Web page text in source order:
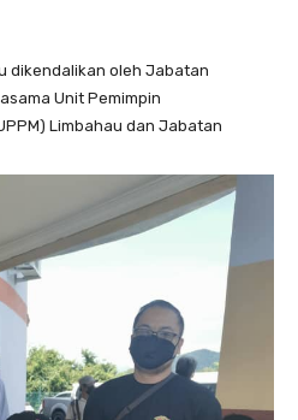
dikendalikan oleh Jabatan
Unit Pemimpin
Limbahau dan Jabatan